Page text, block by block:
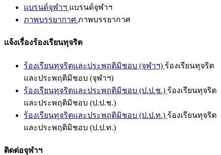
แบรนด์จุฬาฯ แบรนด์จุฬาฯ
ภาพบรรยากาศ ภาพบรรยากาศ
แจ้งเรื่องร้องเรียนทุจริต
ร้องเรียนทุจริตและประพฤติมิชอบ (จุฬาฯ) ร้องเรียนทุจริต
และประพฤติมิชอบ (จุฬาฯ)
ร้องเรียนทุจริตและประพฤติมิชอบ (ป.ป.ช.) ร้องเรียนทุจริต
และประพฤติมิชอบ (ป.ป.ช.)
ร้องเรียนทุจริตและประพฤติมิชอบ (ป.ป.ท.) ร้องเรียนทุจริต
และประพฤติมิชอบ (ป.ป.ท.)
ติดต่อจุฬาฯ